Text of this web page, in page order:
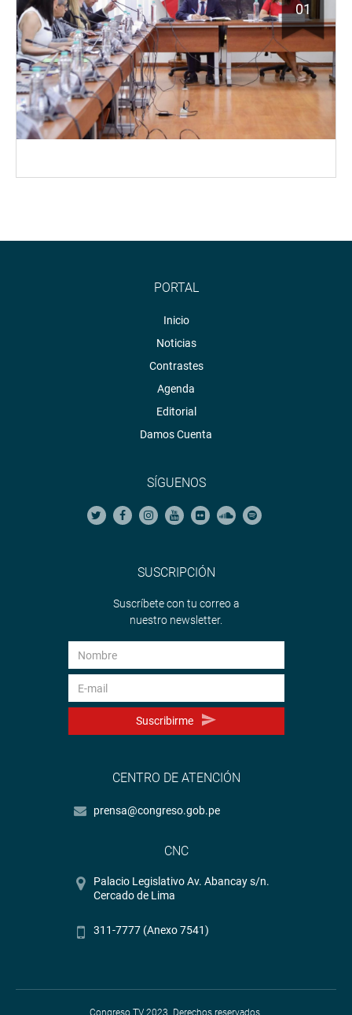
01
PORTAL
Inicio
Noticias
Contrastes
Agenda
Editorial
Damos Cuenta
SÍGUENOS
SUSCRIPCIÓN
Suscríbete con tu correo a
nuestro newsletter.
Suscribirme
CENTRO DE ATENCIÓN
prensa@congreso.gob.pe
CNC
Palacio Legislativo Av. Abancay s/n.
Cercado de Lima
311-7777 (Anexo 7541)
Congreso TV 2023. Derechos reservados.